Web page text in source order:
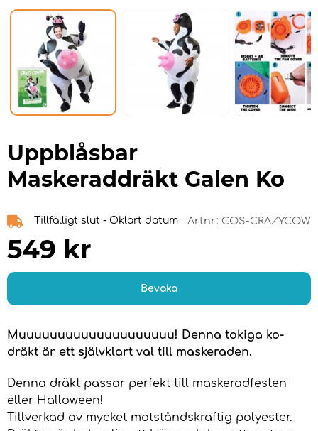
Uppblåsbar
Maskeraddräkt Galen Ko
Tillfälligt slut - Oklart datum Artnr: COS-CRAZYCOW
549 kr
Bevaka
Muuuuuuuuuuuuuuuuuuuu! Denna tokiga ko-
dräkt är ett självklart val till maskeraden.
Denna dräkt passar perfekt till maskeradfesten
eller Halloween!
Tillverkad av mycket motståndskraftig polyester.